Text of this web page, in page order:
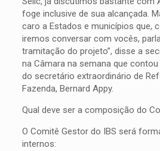
foge inclusive de sua alcançada.
caro a Estados e municípios que,
iremos conversar com vocês,
tramitação do projeto”, disse a
na Câmara na semana que
do secretário extraordinário de
Fazenda, Bernard Appy.
Qual deve ser a composição do
O Comitê Gestor do IBS será
internos: